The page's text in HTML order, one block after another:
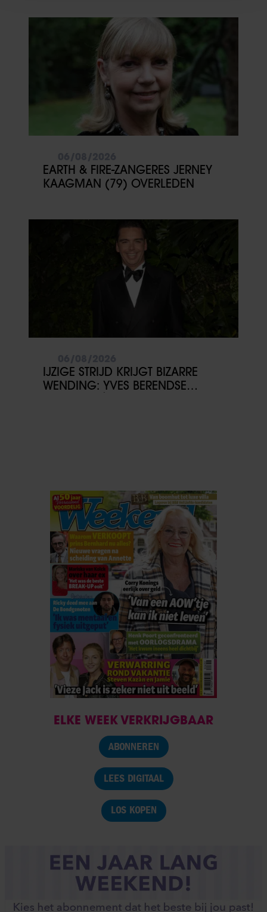
informatie over uw gebruik van onze site met onze
partners voor social media, adverteren en analyse. Deze
partners kunnen deze gegevens combineren met andere
informatie die u aan ze heeft verstrekt of die ze hebben
verzameld op basis van uw gebruik van hun services. U
gaat akkoord met onze cookies als u onze website blijft
EARTH & FIRE-ZANGERES JERNEY
KAAGMAN (79) OVERLEDEN
IJZIGE STRIJD KRIJGT BIZARRE
WENDING: YVES BERENDSE
ELKE WEEK VERKRIJGBAAR
ABONNEREN
LEES DIGITAAL
LOS KOPEN